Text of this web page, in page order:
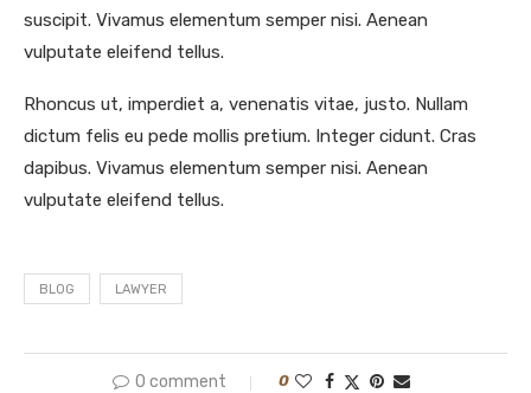
suscipit. Vivamus elementum semper nisi. Aenean
vulputate eleifend tellus.
Rhoncus ut, imperdiet a, venenatis vitae, justo. Nullam
dictum felis eu pede mollis pretium. Integer cidunt. Cras
dapibus. Vivamus elementum semper nisi. Aenean
vulputate eleifend tellus.
BLOG LAWYER
0 comment 0